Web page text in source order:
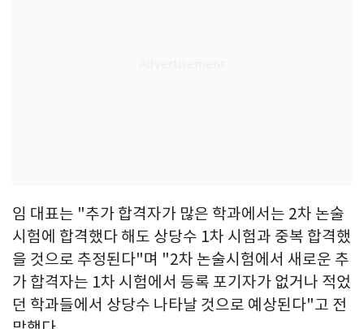
임 대표는 "추가 합격자가 많은 학과에서는 2차 논술
시험에 합격했다 해도 상당수 1차 시험과 중복 합격했
을 것으로 추정된다"며 "2차 논술시험에서 새로운 추
가 합격자는 1차 시험에서 등록 포기자가 없거나 적었
던 학과들에서 상당수 나타날 것으로 예상된다"고 전